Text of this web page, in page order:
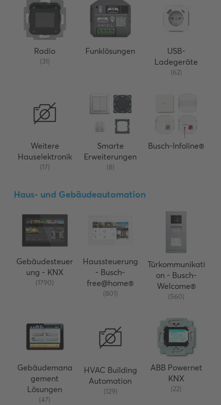
Radio
(31)
Funklösungen
USB-
Ladegeräte
(62)
Weitere
Hauselektronik
(17)
Smarte
Erweiterungen
(8)
Busch-Infoline®
Haus- und Gebäudeautomation
Gebäudesteuer
ung - KNX
(1790)
Haussteuerung
- Busch-
free@home®
(801)
Türkommunikati
on - Busch-
Welcome®
(560)
Gebäudemana
gement
Lösungen
(47)
HVAC Building
Automation
(129)
ABB Powernet
KNX
(22)